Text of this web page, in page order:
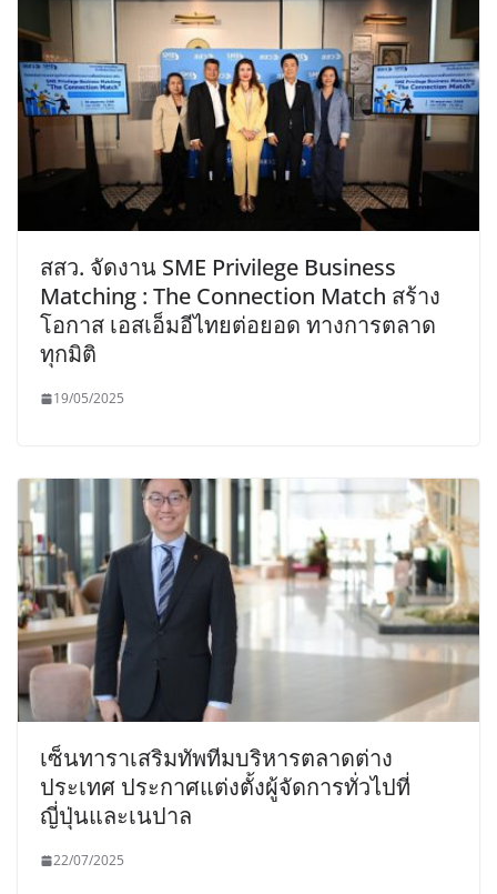
สสว. จัดงาน SME Privilege Business
Matching : The Connection Match สร้าง
โอกาส เอสเอ็มอีไทยต่อยอด ทางการตลาด
ทุกมิติ
19/05/2025
เซ็นทาราเสริมทัพทีมบริหารตลาดต่าง
ประเทศ ประกาศแต่งตั้งผู้จัดการทั่วไปที่
ญี่ปุ่นและเนปาล
22/07/2025